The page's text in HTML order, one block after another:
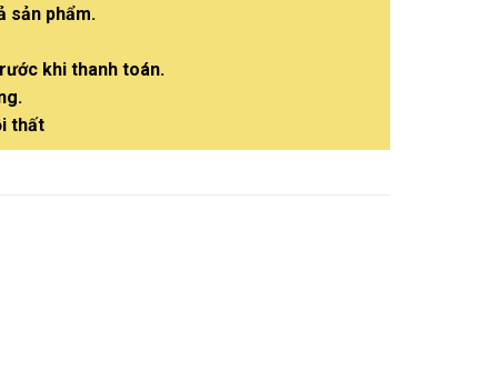
sản phẩm.
khi thanh toán.
thất